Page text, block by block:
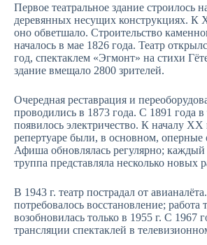
Первое театральное здание строилось
деревянных несущих конструкциях. К
оно обветшало. Строительство
началось в мае 1826 года. Театр
год, спектаклем «Эгмонт» на стихи
здание вмещало 2800 зрителей.
Очередная реставрация и
проводились в 1873 года. С 1891 года в
появилось электричество. К началу XX
репертуаре были, в основном, оперные
Афиша обновлялась регулярно; каждый
труппа представляла несколько новых
В 1943 г. театр пострадал от
потребовалось восстановление; работа
возобновилась только в 1955 г. С 1967
трансляции спектаклей в